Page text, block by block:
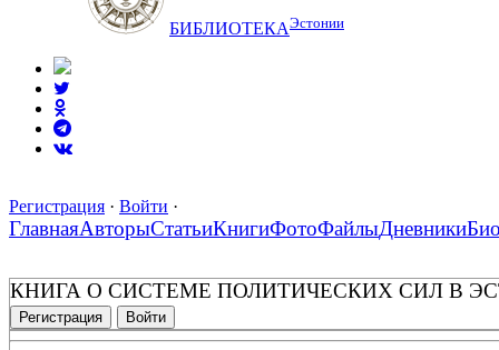
БИБЛИОТЕКАЭстонии
Регистрация · Войти ·
ГлавнаяАвторыСтатьиКнигиФотоФайлыДневники
КНИГА О СИСТЕМЕ ПОЛИТИЧЕСКИХ СИЛ В
Регистрация Войти